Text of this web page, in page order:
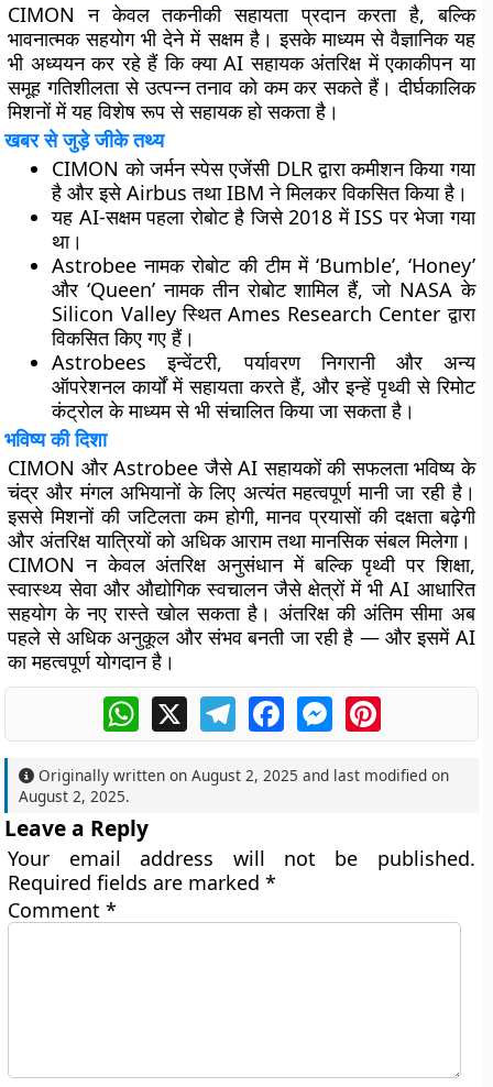
CIMON न केवल तकनीकी सहायता प्रदान करता है, बल्कि
भावनात्मक सहयोग भी देने में सक्षम है। इसके माध्यम से वैज्ञानिक यह
भी अध्ययन कर रहे हैं कि क्या AI सहायक अंतरिक्ष में एकाकीपन या
समूह गतिशीलता से उत्पन्न तनाव को कम कर सकते हैं। दीर्घकालिक
मिशनों में यह विशेष रूप से सहायक हो सकता है।
खबर से जुड़े जीके तथ्य
CIMON को जर्मन स्पेस एजेंसी DLR द्वारा कमीशन किया गया
है और इसे Airbus तथा IBM ने मिलकर विकसित किया है।
यह AI-सक्षम पहला रोबोट है जिसे 2018 में ISS पर भेजा गया
था।
Astrobee नामक रोबोट की टीम में ‘Bumble’, ‘Honey’
और ‘Queen’ नामक तीन रोबोट शामिल हैं, जो NASA के
Silicon Valley स्थित Ames Research Center द्वारा
विकसित किए गए हैं।
Astrobees इन्वेंटरी, पर्यावरण निगरानी और अन्य
ऑपरेशनल कार्यों में सहायता करते हैं, और इन्हें पृथ्वी से रिमोट
कंट्रोल के माध्यम से भी संचालित किया जा सकता है।
भविष्य की दिशा
CIMON और Astrobee जैसे AI सहायकों की सफलता भविष्य के
चंद्र और मंगल अभियानों के लिए अत्यंत महत्वपूर्ण मानी जा रही है।
इससे मिशनों की जटिलता कम होगी, मानव प्रयासों की दक्षता बढ़ेगी
और अंतरिक्ष यात्रियों को अधिक आराम तथा मानसिक संबल मिलेगा।
CIMON न केवल अंतरिक्ष अनुसंधान में बल्कि पृथ्वी पर शिक्षा,
स्वास्थ्य सेवा और औद्योगिक स्वचालन जैसे क्षेत्रों में भी AI आधारित
सहयोग के नए रास्ते खोल सकता है। अंतरिक्ष की अंतिम सीमा अब
पहले से अधिक अनुकूल और संभव बनती जा रही है — और इसमें AI
का महत्वपूर्ण योगदान है।
WhatsApp
X TelegramFacebookMessengerPinterest
Originally written onAugust 2, 2025 and last modified on
August 2, 2025.
Leave a Reply
Your email address will not be published.
Required fields are marked*
Comment*